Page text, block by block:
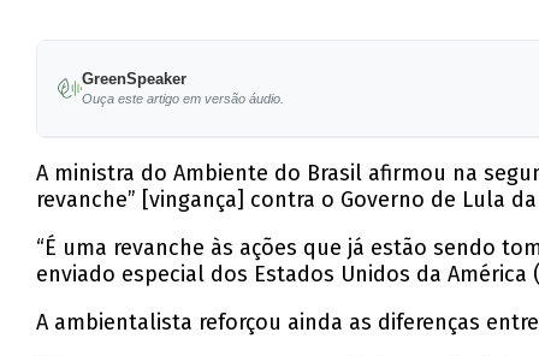
GreenSpeaker
Ouça este artigo em versão áudio.
A ministra do Ambiente do Brasil afirmou na
revanche” [vingança] contra o Governo de Lula
“É uma revanche às ações que já estão sendo
enviado especial dos Estados Unidos da América
A ambientalista reforçou ainda as diferenças